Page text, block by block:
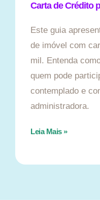
Carta de Crédito
Este guia
de imóvel com
mil. Entenda
quem pode
contemplado e
administradora.
Leia Mais »